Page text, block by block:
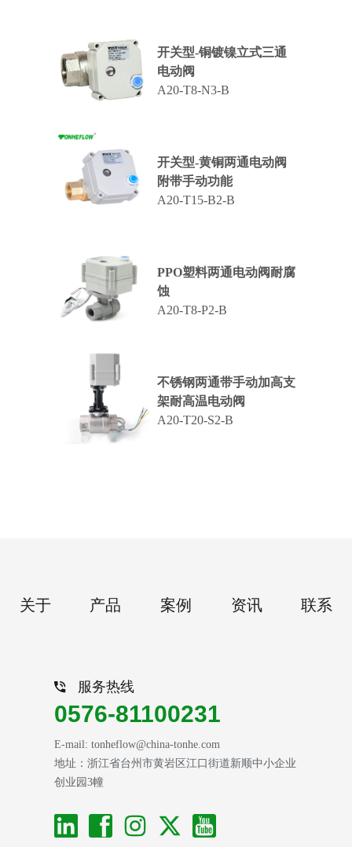
开关型-铜镀镍立式三通
电动阀
A20-T8-N3-B
开关型-黄铜两通电动阀
附带手动功能
A20-T15-B2-B
PPO塑料两通电动阀耐腐
蚀
A20-T8-P2-B
不锈钢两通带手动加高支
架耐高温电动阀
A20-T20-S2-B
关于 产品 案例 资讯 联系
服务热线
0576-81100231
E-mail: tonheflow@china-tonhe.com
地址：浙江省台州市黄岩区江口街道新顺中小企业
创业园3幢